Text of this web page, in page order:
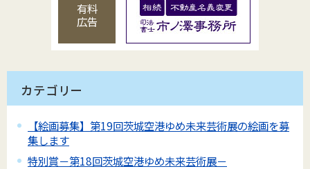
有料
広告
カテゴリー
【絵画募集】第19回茨城空港ゆめ未来芸術展の絵画を募
集します
特別賞－第18回茨城空港ゆめ未来芸術展－